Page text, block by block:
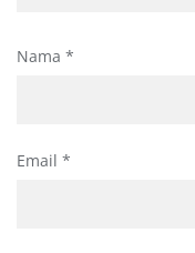
Nama *
Email *